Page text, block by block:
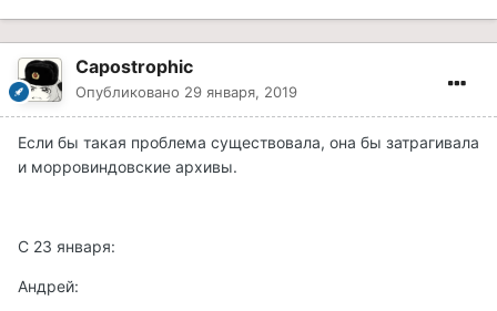
Capostrophic
Опубликовано 29 января, 2019
Если бы такая проблема существовала, она бы затрагивала
и морровиндовские архивы.
С 23 января:
Андрей: